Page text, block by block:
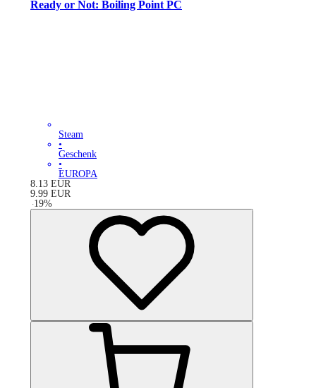
Ready or Not: Boiling Point PC
Steam
•
Geschenk
•
EUROPA
8.13 EUR
9.99 EUR
-19%